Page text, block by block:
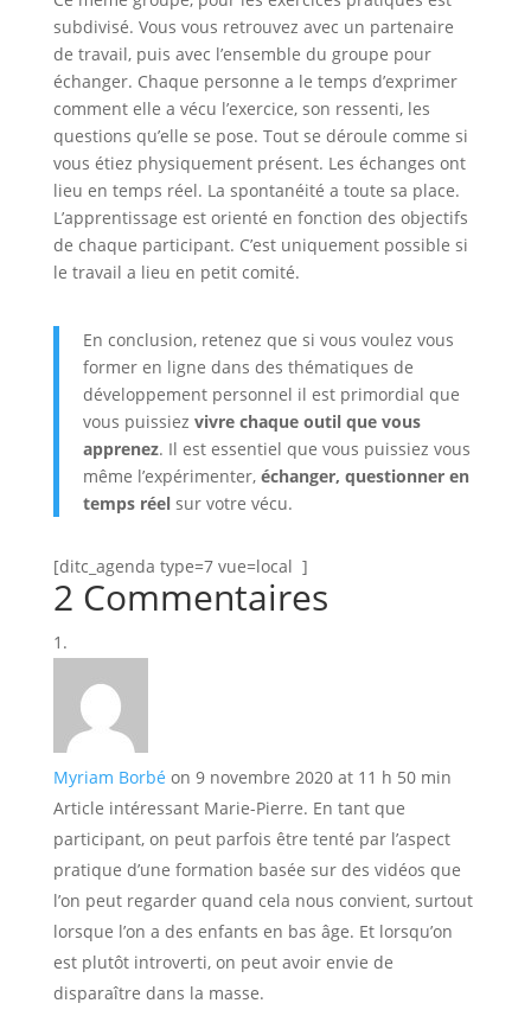
subdivisé. Vous vous retrouvez avec un partenaire
de travail, puis avec l’ensemble du groupe pour
échanger. Chaque personne a le temps d’exprimer
comment elle a vécu l’exercice, son ressenti, les
questions qu’elle se pose. Tout se déroule comme si
vous étiez physiquement présent. Les échanges ont
lieu en temps réel. La spontanéité a toute sa place.
L’apprentissage est orienté en fonction des objectifs
de chaque participant. C’est uniquement possible si
le travail a lieu en petit comité.
En conclusion, retenez que si vous voulez vous
former en ligne dans des thématiques de
développement personnel il est primordial que
vous puissiez vivre chaque outil que vous
apprenez. Il est essentiel que vous puissiez vous
même l’expérimenter, échanger, questionner en
temps réelsur votre vécu.
[ditc_agenda type=7 vue=local ]
2 Commentaires
Myriam Borbé on 9 novembre 2020 at 11 h 50 min
Article intéressant Marie-Pierre. En tant que
participant, on peut parfois être tenté par l’aspect
pratique d’une formation basée sur des vidéos que
l’on peut regarder quand cela nous convient, surtout
lorsque l’on a des enfants en bas âge. Et lorsqu’on
est plutôt introverti, on peut avoir envie de
disparaître dans la masse.